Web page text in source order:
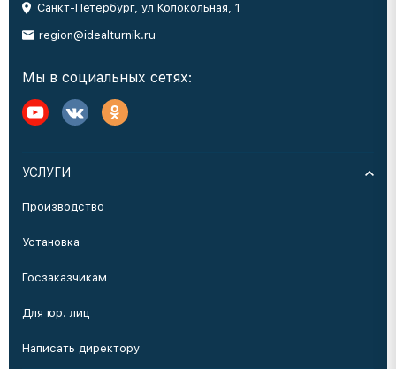
Санкт-Петербург, ул Колокольная, 1
region@idealturnik.ru
Мы в социальных сетях:
УСЛУГИ
Производство
Установка
Госзаказчикам
Для юр. лиц
Написать директору